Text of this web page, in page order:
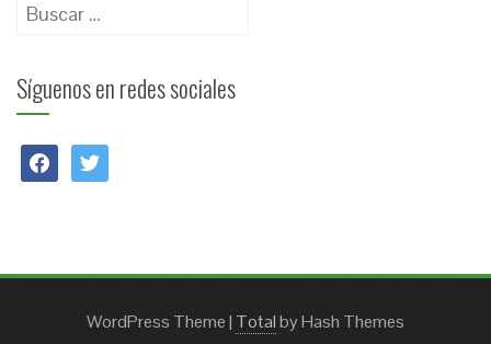
Síguenos en redes sociales
facebooktwitter
WordPress Theme| Totalby Hash Themes